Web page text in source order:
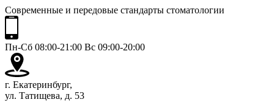
Современные и передовые стандарты стоматологии
Пн-Сб 08:00-21:00 Вс 09:00-20:00
г. Екатеринбург,
ул. Татищева, д. 53